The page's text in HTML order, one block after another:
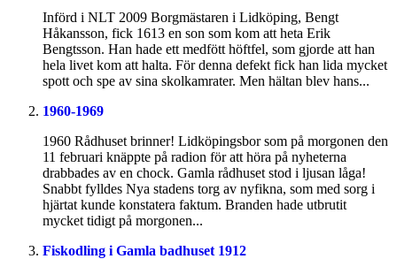
Införd i NLT 2009 Borgmästaren i Lidköping, Bengt
Håkansson, fick 1613 en son som kom att heta Erik
Bengtsson. Han hade ett medfött höftfel, som gjorde att han
hela livet kom att halta. För denna defekt fick han lida mycket
spott och spe av sina skolkamrater. Men hältan blev hans...
1960-1969
1960 Rådhuset brinner! Lidköpingsbor som på morgonen den
11 februari knäppte på radion för att höra på nyheterna
drabbades av en chock. Gamla rådhuset stod i ljusan låga!
Snabbt fylldes Nya stadens torg av nyfikna, som med sorg i
hjärtat kunde konstatera faktum. Branden hade utbrutit
mycket tidigt på morgonen...
Fiskodling i Gamla badhuset 1912